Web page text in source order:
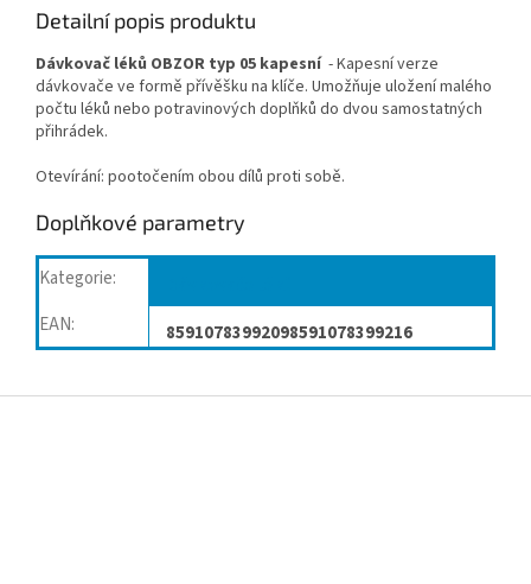
Detailní popis produktu
Dávkovač léků OBZOR typ 05 kapesní - Kapesní verze
dávkovače ve formě přívěšku na klíče. Umožňuje uložení malého
počtu léků nebo potravinových doplňků do dvou samostatných
přihrádek.
Otevírání: pootočením obou dílů proti sobě.
Doplňkové parametry
Kategorie:
EAN: 85910783992098591078399216